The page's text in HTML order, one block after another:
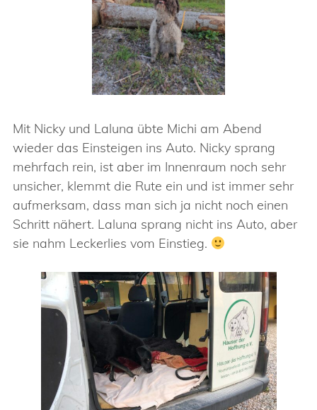
Mit Nicky und Laluna übte Michi am Abend
wieder das Einsteigen ins Auto. Nicky sprang
mehrfach rein, ist aber im Innenraum noch sehr
unsicher, klemmt die Rute ein und ist immer sehr
aufmerksam, dass man sich ja nicht noch einen
Schritt nähert. Laluna sprang nicht ins Auto, aber
sie nahm Leckerlies vom Einstieg.